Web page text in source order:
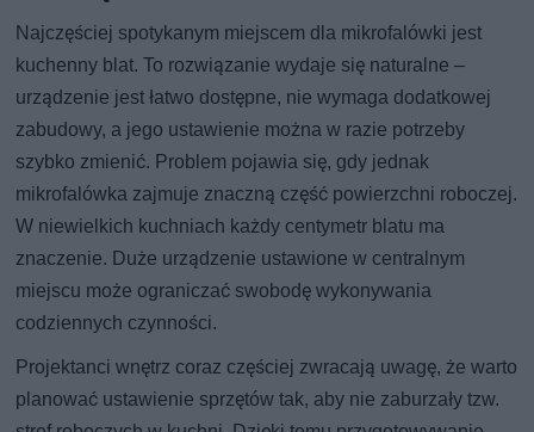
Najczęściej spotykanym miejscem dla mikrofalówki jest
kuchenny blat. To rozwiązanie wydaje się naturalne –
urządzenie jest łatwo dostępne, nie wymaga dodatkowej
zabudowy, a jego ustawienie można w razie potrzeby
szybko zmienić. Problem pojawia się, gdy jednak
mikrofalówka zajmuje znaczną część powierzchni roboczej.
W niewielkich kuchniach każdy centymetr blatu ma
znaczenie. Duże urządzenie ustawione w centralnym
miejscu może ograniczać swobodę wykonywania
codziennych czynności.
Projektanci wnętrz coraz częściej zwracają uwagę, że warto
planować ustawienie sprzętów tak, aby nie zaburzały tzw.